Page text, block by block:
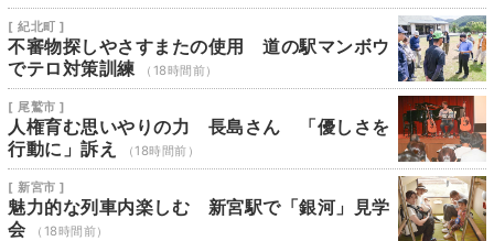
[ 紀北町 ]
不審物探しやさすまたの使用 道の駅マンボウ
でテロ対策訓練
（18時間前）
[ 尾鷲市 ]
人権育む思いやりの力 長島さん 「優しさを
行動に」訴え
（18時間前）
[ 新宮市 ]
魅力的な列車内楽しむ 新宮駅で「銀河」見学
会
（18時間前）